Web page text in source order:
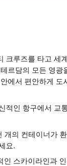
크루즈를 타고 세
르담의 모든 영광
에서 편안하게 도
적인 항구에서 교
개의 컨테이너가
요.
인 스카이라인과